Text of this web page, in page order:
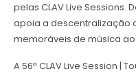
pelas CLAV Live Sessions.
apoia a descentralização
memoráveis de música ao
A 56ª CLAV Live Session |